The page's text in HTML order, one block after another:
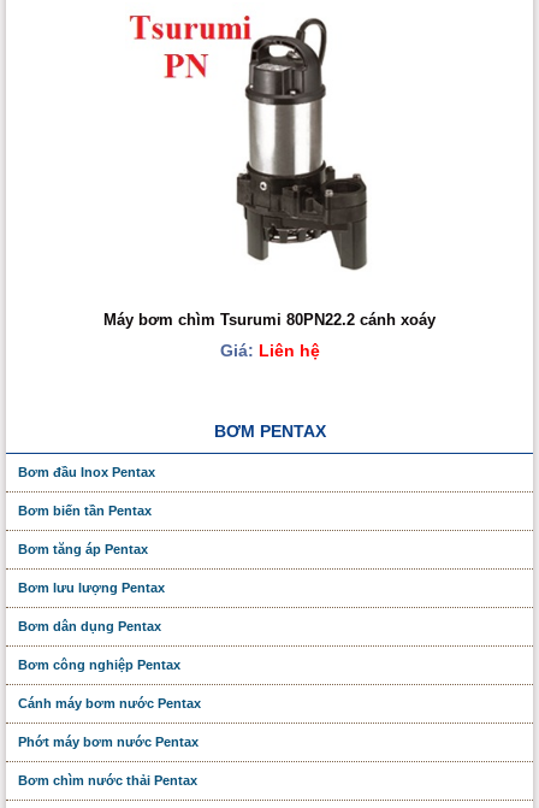
Máy bơm chìm Tsurumi 80PN22.2 cánh xoáy
Giá: Liên hệ
BƠM PENTAX
Bơm đầu Inox Pentax
Bơm biến tần Pentax
Bơm tăng áp Pentax
Bơm lưu lượng Pentax
Bơm dân dụng Pentax
Bơm công nghiệp Pentax
Cánh máy bơm nước Pentax
Phớt máy bơm nước Pentax
Bơm chìm nước thải Pentax